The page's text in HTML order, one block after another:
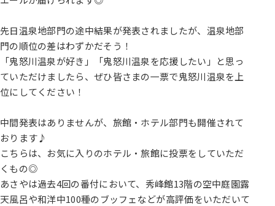
先日温泉地部門の途中結果が発表されましたが、温泉地部
門の順位の差はわずかだそう！
「鬼怒川温泉が好き」「鬼怒川温泉を応援したい」と思っ
ていただけましたら、ぜひ皆さまの一票で鬼怒川温泉を上
位にしてください！
中間発表はありませんが、旅館・ホテル部門も開催されて
おります♪
こちらは、お気に入りのホテル・旅館に投票をしていただ
くもの◎
あさやは過去4回の番付において、秀峰館13階の空中庭園露
天風呂や和洋中100種のブッフェなどが高評価をいただいて